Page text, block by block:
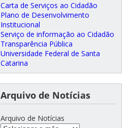
Carta de Serviços ao Cidadão
Plano de Desenvolvimento
Institucional
Serviço de informação ao Cidadão
Transparência Pública
Universidade Federal de Santa
Catarina
Arquivo de Notícias
Arquivo de Notícias